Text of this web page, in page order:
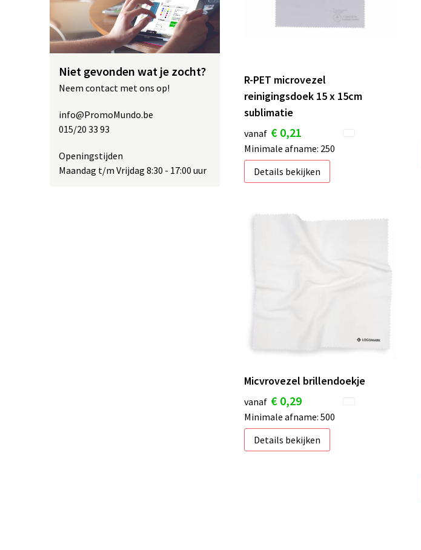
Niet gevonden wat je zocht?
Neem contact met ons op!
info@PromoMundo.be
015/20 33 93
Openingstijden
Maandag t/m Vrijdag 8:30 - 17:00 uur
R-PET microvezel
reinigingsdoek 15 x 15cm
sublimatie
vanaf € 0,21
Minimale afname: 250
Details bekijken
Micvrovezel brillendoekje
vanaf € 0,29
Minimale afname: 500
Details bekijken